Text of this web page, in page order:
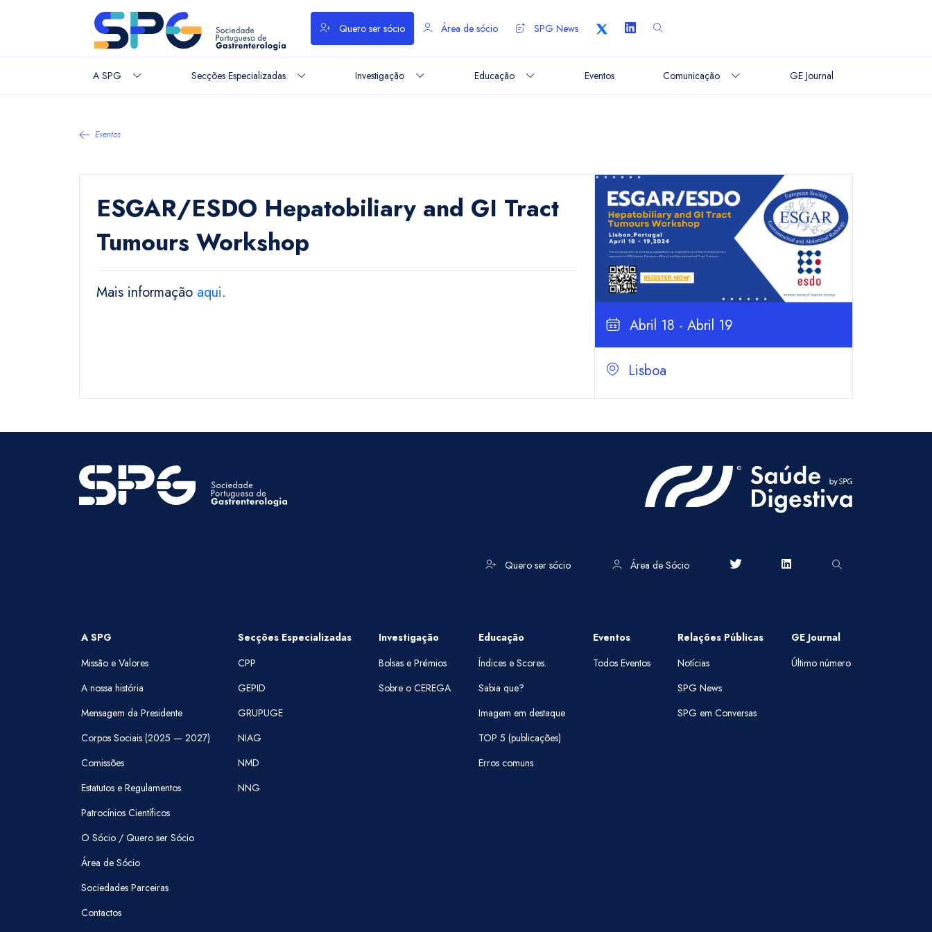
Quero ser sócio Área de sócio SPG News
A SPG Secções Especializadas Investigação Educação Eventos Comunicação GE Journal
Eventos
ESGAR/ESDO Hepatobiliary and GI Tract
Tumours Workshop
Mais informação aqui.
Abril 18 - Abril 19
Lisboa
Quero ser sócio Área de Sócio
A SPG
Missão e Valores
A nossa história
Mensagem da Presidente
Corpos Sociais (2025 — 2027)
Comissões
Estatutos e Regulamentos
Patrocínios Científicos
O Sócio / Quero ser Sócio
Área de Sócio
Sociedades Parceiras
Contactos
Secções Especializadas
CPP
GEPID
GRUPUGE
NIAG
NMD
NNG
Investigação
Bolsas e Prémios
Sobre o CEREGA
Educação
Índices e Scores.
Sabia que?
Imagem em destaque
TOP 5 (publicações)
Erros comuns
Eventos
Todos Eventos
Relações Públicas
Notícias
SPG News
SPG em Conversas
GE Journal
Último número